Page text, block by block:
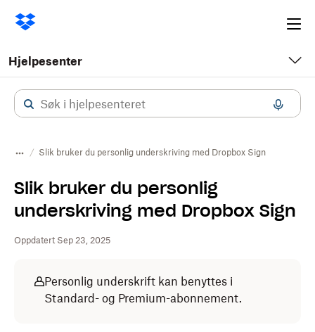
Hjelpesenter
Slik bruker du personlig underskriving med Dropbox Sign
Slik bruker du personlig
underskriving med Dropbox Sign
Oppdatert Sep 23, 2025
Personlig underskrift kan benyttes i
Standard- og Premium-abonnement.